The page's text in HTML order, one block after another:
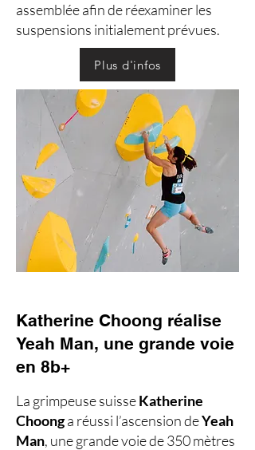
assemblée afin de réexaminer les
suspensions initialement prévues.
Plus d'infos
Katherine Choong réalise
Yeah Man, une grande voie
en 8b+
La grimpeuse suisseKatherine
Choonga réussi l’ascension deYeah
Man, une grande voie de 350 mètres